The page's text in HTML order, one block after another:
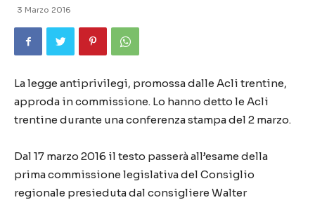
3 Marzo 2016
La legge antiprivilegi, promossa dalle Acli trentine,
approda in commissione. Lo hanno detto le Acli
trentine durante una conferenza stampa del 2 marzo.
Dal 17 marzo 2016 il testo passerà all’esame della
prima commissione legislativa del Consiglio
regionale presieduta dal consigliere Walter